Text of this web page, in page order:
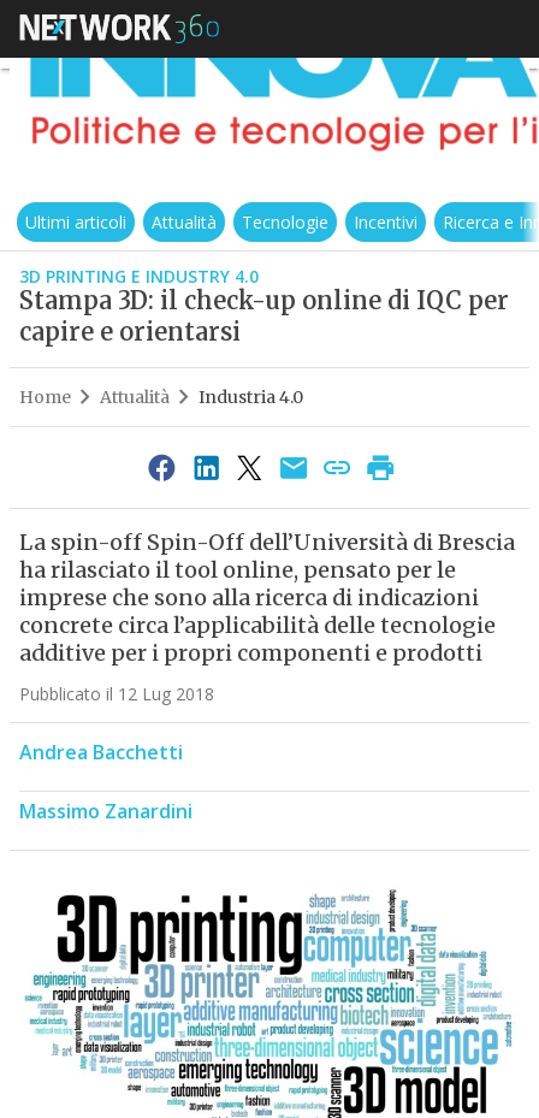
Ultimi articoli Attualità Tecnologie Incentivi Ricerca e
3D PRINTING E INDUSTRY 4.0
Stampa 3D: il check-up online di IQC per
capire e orientarsi
Home Attualità Industria 4.0
La spin-off Spin-Off dell’Università di Brescia
ha rilasciato il tool online, pensato per le
imprese che sono alla ricerca di indicazioni
concrete circa l’applicabilità delle tecnologie
additive per i propri componenti e prodotti
Pubblicato il 12 Lug 2018
Andrea Bacchetti
Massimo Zanardini